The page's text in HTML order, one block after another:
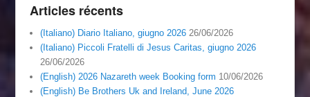
Articles récents
(Italiano) Diario Italiano, giugno 2026 26/06/2026
(Italiano) Piccoli Fratelli di Jesus Caritas, giugno 2026
26/06/2026
(English) 2026 Nazareth week Booking form 10/06/2026
(English) Be Brothers Uk and Ireland, June 2026